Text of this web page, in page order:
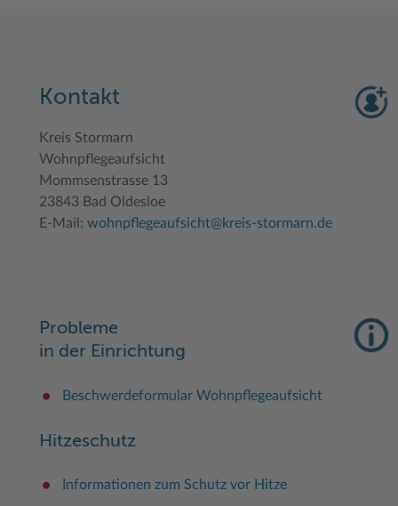
Karrieretag
Kontakt
Kreis Stormarn
Wohnpflegeaufsicht
Mommsenstrasse 13
23843 Bad Oldesloe
E-Mail: wohnpflegeaufsicht@kreis-stormarn.de
Probleme
in der Einrichtung
Beschwerdeformular Wohnpflegeaufsicht
Hitzeschutz
Informationen zum Schutz vor Hitze